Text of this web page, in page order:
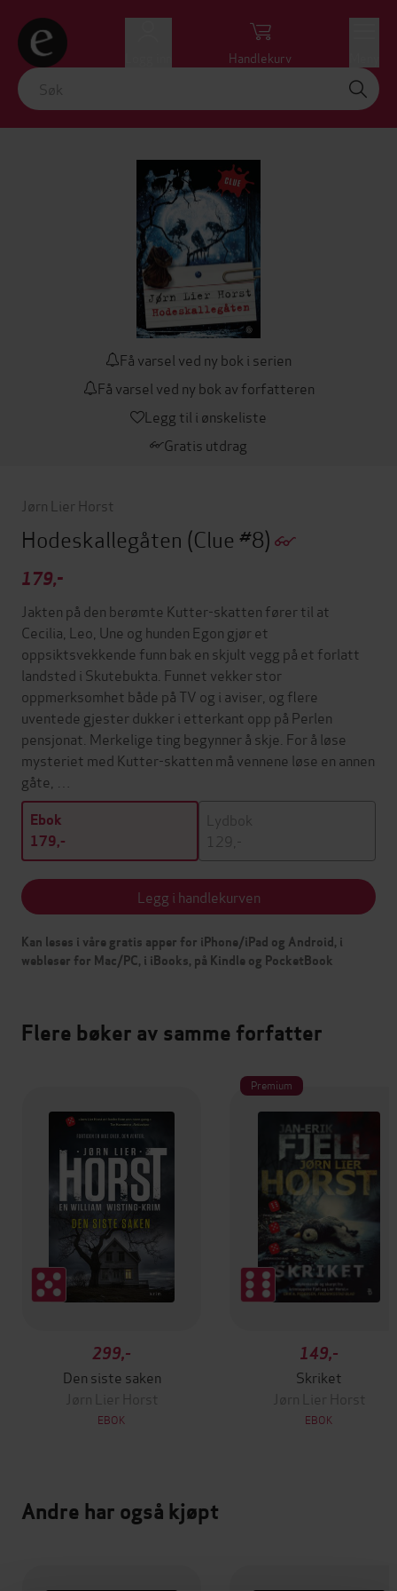
Handlekurv
Få varsel ved ny bok i serien
Få varsel ved ny bok av forfatteren
Legg til i ønskeliste
Gratis utdrag
Jørn Lier Horst
Hodeskallegåten (Clue #8)
179,-
Jakten på den berømte Kutter-skatten fører til at
Cecilia, Leo, Une og hunden Egon gjør et
oppsiktsvekkende funn bak en skjult vegg på et forlatt
landsted i Skutebukta. Funnet vekker stor
oppmerksomhet både på TV og i aviser, og flere
uventede gjester dukker i etterkant opp på Perlen
pensjonat. Merkelige ting begynner å skje. For å løse
mysteriet med Kutter-skatten må vennene løse en annen
gåte, …
Ebok
179,-
Lydbok
129,-
Legg i handlekurven
Kan leses i våre gratis apper for iPhone/iPad og Android, i
webleser for Mac/PC, i iBooks, på Kindle og PocketBook
Flere bøker av samme forfatter
299,-
Den siste saken
Jørn Lier Horst
EBOK
Premium
149,-
Skriket
Jørn Lier Horst
EBOK
Andre har også kjøpt